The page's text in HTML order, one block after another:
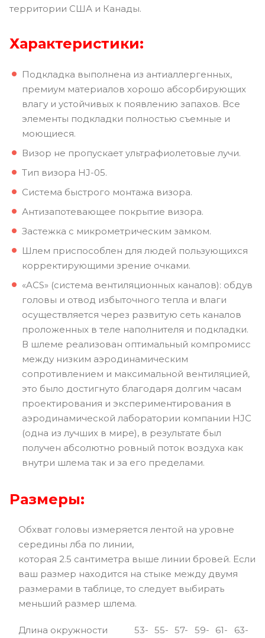
территории США и Канады.
Характеристики:
Подкладка выполнена из антиаллергенных,
премиум материалов хорошо абсорбирующих
влагу и устойчивых к появлению запахов. Все
элементы подкладки полностью съемные и
моющиеся.
Визор не пропускает ультрафиолетовые лучи.
Тип визора HJ-05.
Система быстрого монтажа визора.
Антизапотевающее покрытие визора.
Застежка с микрометрическим замком.
Шлем приспособлен для людей пользующихся
корректирующими зрение очками.
«ACS» (система вентиляционных каналов): обдув
головы и отвод избыточного тепла и влаги
осуществляется через развитую сеть каналов
проложенных в теле наполнителя и подкладки.
В шлеме реализован оптимальный компромисс
между низким аэродинамическим
сопротивлением и максимальной вентиляцией,
это было достигнуто благодаря долгим часам
проектирования и экспериментирования в
аэродинамической лаборатории компании HJC
(одна из лучших в мире), в результате был
получен абсолютно ровный поток воздуха как
внутри шлема так и за его пределами.
Размеры:
Обхват головы измеряется лентой на уровне
середины лба по линии,
которая 2.5 сантиметра выше линии бровей. Если
ваш размер находится на стыке между двумя
размерами в таблице, то следует выбирать
меньший размер шлема.
Длина окружности 53- 55- 57- 59- 61- 63-